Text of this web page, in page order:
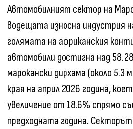
Автомобилният сектор на
водещата износна индустрия
голямата на африканския
автомобили достигна над
марокански дирхама (около 5.3
края на април 2026 година,
увеличение от 18.6% спрямо
предходната година.